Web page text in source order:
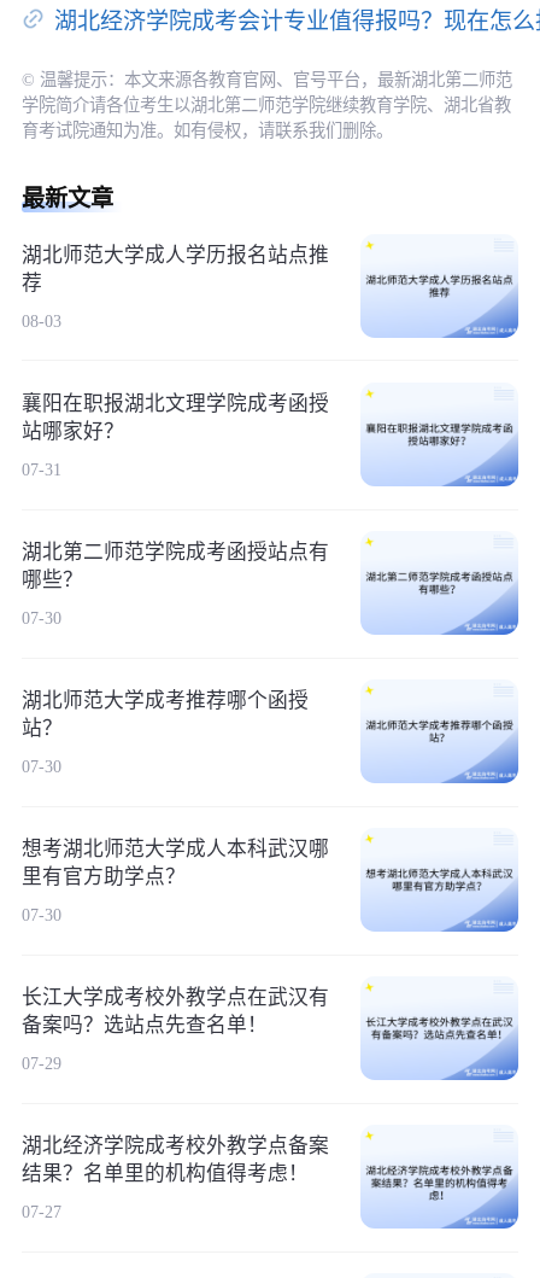
湖北经济学院成考会计专业值得报吗？现在怎
© 温馨提示：本文来源各教育官网、官号平台，最新湖北第二师范
学院简介请各位考生以湖北第二师范学院继续教育学院、湖北省教
育考试院通知为准。如有侵权，请联系我们删除。
最新文章
湖北师范大学成人学历报名站点推
荐
08-03
襄阳在职报湖北文理学院成考函授
站哪家好？
07-31
湖北第二师范学院成考函授站点有
哪些？
07-30
湖北师范大学成考推荐哪个函授
站？
07-30
想考湖北师范大学成人本科武汉哪
里有官方助学点？
07-30
长江大学成考校外教学点在武汉有
备案吗？选站点先查名单！
07-29
湖北经济学院成考校外教学点备案
结果？名单里的机构值得考虑！
07-27